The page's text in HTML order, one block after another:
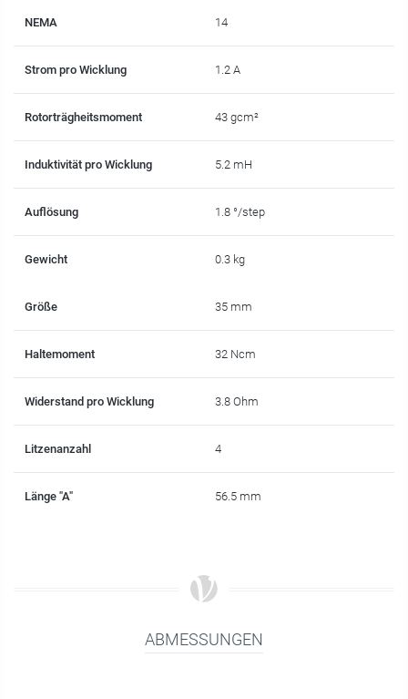
NEMA 14
Strom pro Wicklung 1.2 A
Rotorträgheitsmoment 43 gcm²
Induktivität pro Wicklung 5.2 mH
Auflösung 1.8 °/step
Gewicht 0.3 kg
Größe 35 mm
Haltemoment 32 Ncm
Widerstand pro Wicklung 3.8 Ohm
Litzenanzahl 4
Länge "A" 56.5 mm
ABMESSUNGEN